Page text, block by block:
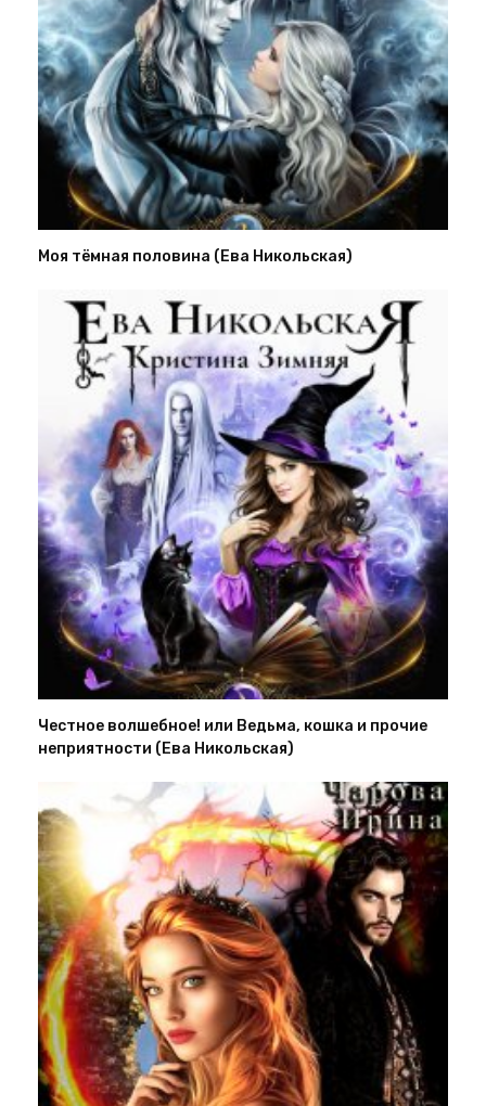
Моя тёмная половина (Ева Никольская)
Честное волшебное! или Ведьма, кошка и прочие
неприятности (Ева Никольская)